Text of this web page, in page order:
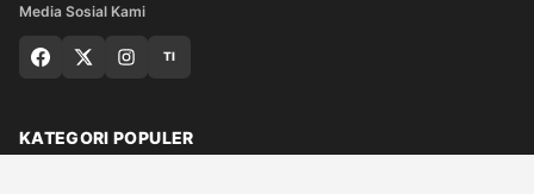
Media Sosial Kami
TI
KATEGORI POPULER